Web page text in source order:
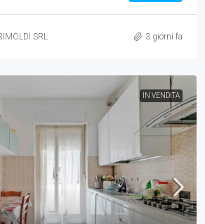
SRL 3 giorni fa
IN VENDITA